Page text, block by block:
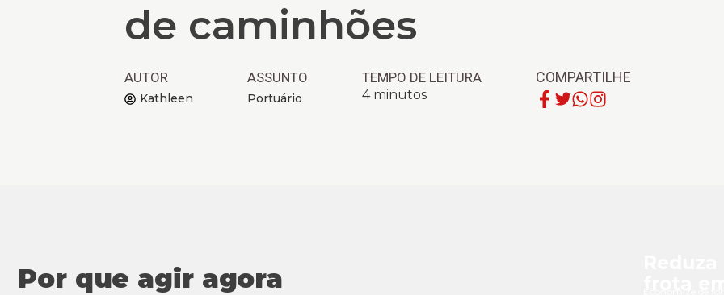
de caminhões
AUTOR
Kathleen
ASSUNTO
Portuário
TEMPO DE LEITURA
4 minutos
COMPARTILHE
Por que agir agora